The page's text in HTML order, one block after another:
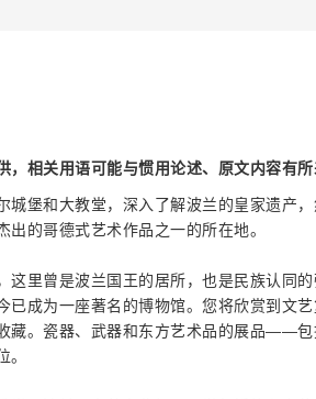
，相关用语可能与惯用论述、原文内容有所
城堡和大教堂，深入了解波兰的皇家遗产
的哥德式艺术作品之一的所在地。
这里曾是波兰国王的居所，也是民族认同
已成为一座著名的博物馆。您将欣赏到文
藏。瓷器、武器和东方艺术品的展品——
。